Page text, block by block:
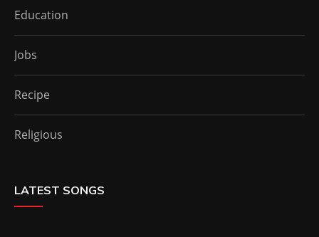
Education
Jobs
Recipe
Religious
LATEST SONGS